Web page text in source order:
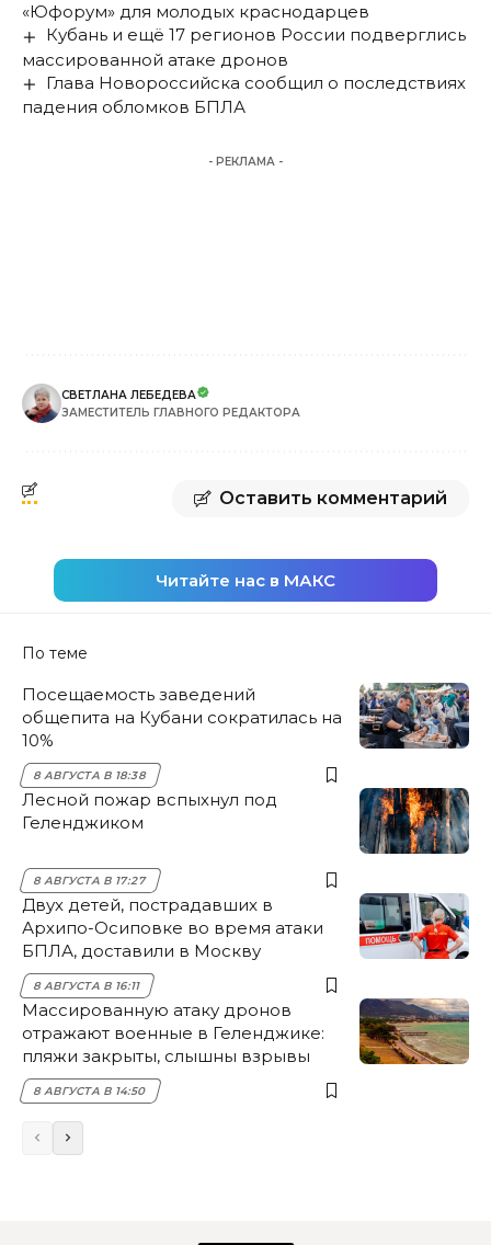
«Юфорум» для молодых краснодарцев
Кубань и ещё 17 регионов России подверглись
массированной атаке дронов
Глава Новороссийска сообщил о последствиях
падения обломков БПЛА
- РЕКЛАМА -
СВЕТЛАНА ЛЕБЕДЕВА
ЗАМЕСТИТЕЛЬ ГЛАВНОГО РЕДАКТОРА
Оставить комментарий
Читайте нас в МАКС
По теме
Посещаемость заведений
общепита на Кубани сократилась на
10%
8 АВГУСТА В 18:38
Лесной пожар вспыхнул под
Геленджиком
8 АВГУСТА В 17:27
Двух детей, пострадавших в
Архипо-Осиповке во время атаки
БПЛА, доставили в Москву
8 АВГУСТА В 16:11
Массированную атаку дронов
отражают военные в Геленджике:
пляжи закрыты, слышны взрывы
8 АВГУСТА В 14:50